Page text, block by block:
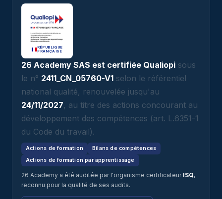
RÉPUBLIQUE
FRANÇAISE
26 Academy SAS est certifiée Qualiopi sous
le n° 2411_CN_05760-V1 selon le référentiel
national qualité, renouvelée jusqu'au
24/11/2027, au titre des actions concourant au
développement des compétences (art. L.6351-1
du Code du travail).
Actions de formation
Bilans de compétences
Actions de formation par apprentissage
26 Academy a été auditée par l'organisme certificateur ISQ,
reconnu pour la qualité de ses audits.